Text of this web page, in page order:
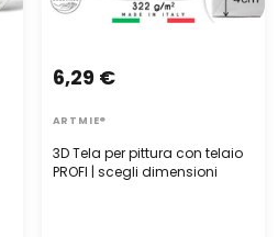
3D Tela per pittura con telaio
PROFI | scegli dimensioni
6,29 €
ARTMIE®